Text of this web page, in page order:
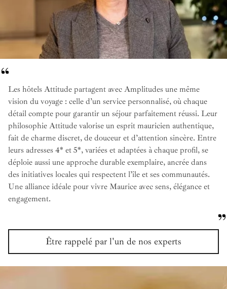
Les hôtels Attitude partagent avec Amplitudes une même
vision du voyage : celle d’un service personnalisé, où chaque
détail compte pour garantir un séjour parfaitement réussi. Leur
philosophie Attitude valorise un esprit mauricien authentique,
fait de charme discret, de douceur et d’attention sincère. Entre
leurs adresses 4* et 5*, variées et adaptées à chaque profil, se
déploie aussi une approche durable exemplaire, ancrée dans
des initiatives locales qui respectent l’île et ses communautés.
Une alliance idéale pour vivre Maurice avec sens, élégance et
engagement.
Être rappelé par l'un de nos experts